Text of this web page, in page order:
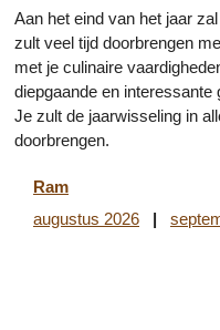
Aan het eind van het jaar
zult veel tijd doorbrengen
met je culinaire
diepgaande en
Je zult de jaarwisseling in
doorbrengen.
Ram
augustus 2026 |